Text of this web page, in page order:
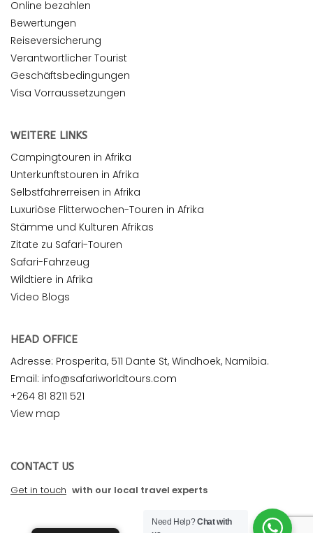
Online bezahlen
Bewertungen
Reiseversicherung
Verantwortlicher Tourist
Geschäftsbedingungen
Visa Vorraussetzungen
WEITERE LINKS
Campingtouren in Afrika
Unterkunftstouren in Afrika
Selbstfahrerreisen in Afrika
Luxuriöse Flitterwochen-Touren in Afrika
Stämme und Kulturen Afrikas
Zitate zu Safari-Touren
Safari-Fahrzeug
Wildtiere in Afrika
Video Blogs
HEAD OFFICE
Adresse: Prosperita, 511 Dante St, Windhoek, Namibia.
Email: info@safariworldtours.com
+264 81 8211 521
View map
CONTACT US
Get in touch with our local travel experts
Need Help?Chat with